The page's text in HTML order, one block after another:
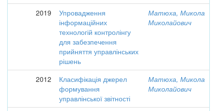
2019
Упровадження
інформаційних
технологій контролінгу
для забезпечення
прийняття управлінських
рішень
Матюха, Микола
Миколайович
2012
Класифікація джерел
формування
управлінської звітності
Матюха, Микола
Миколайович